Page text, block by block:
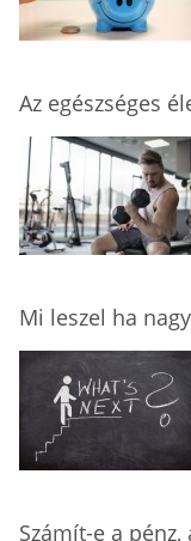
Az egészséges
Mi leszel ha
Számít-e a